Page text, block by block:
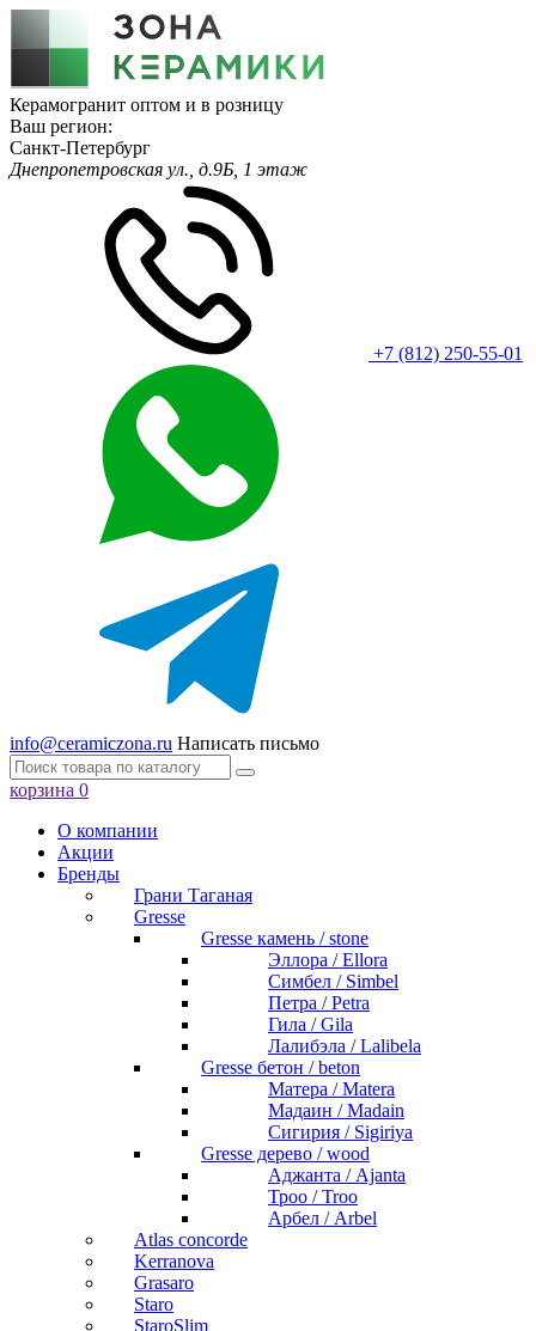
Керамогранит оптом и в розницу
Ваш регион:
Санкт-Петербург
Днепропетровская ул., д.9Б, 1 этаж
+7 (812) 250-55-01
info@ceramiczona.ru Написать письмо
корзина 0
О компании
Акции
Бренды
Грани Таганая
Gresse
Gresse камень / stone
Эллора / Ellora
Симбел / Simbel
Петра / Petra
Гила / Gila
Лалибэла / Lalibela
Gresse бетон / beton
Матера / Matera
Мадаин / Madain
Сигирия / Sigiriya
Gresse дерево / wood
Аджанта / Ajanta
Троо / Troo
Арбел / Arbel
Atlas concorde
Kerranova
Grasaro
Staro
StaroSlim